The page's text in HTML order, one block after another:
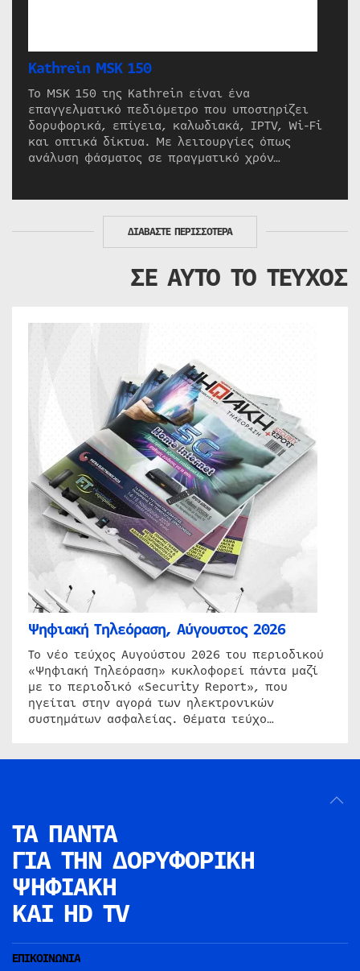
Kathrein MSK 150
Το MSK 150 της Kathrein είναι ένα
επαγγελματικό πεδιόμετρο που υποστηρίζει
δορυφορικά, επίγεια, καλωδιακά, IPTV, Wi-Fi
και οπτικά δίκτυα. Με λειτουργίες όπως
ανάλυση φάσματος σε πραγματικό χρόν…
ΔΙΑΒΑΣΤΕ ΠΕΡΙΣΣΟΤΕΡΑ
ΣΕ ΑΥΤΟ ΤΟ ΤΕΥΧΟΣ
Ψηφιακή Τηλεόραση, Αύγουστος 2026
Το νέο τεύχος Αυγούστου 2026 του περιοδικού
«Ψηφιακή Τηλεόραση» κυκλοφορεί πάντα μαζί
με το περιοδικό «Security Report», που
ηγείται στην αγορά των ηλεκτρονικών
συστημάτων ασφαλείας. Θέματα τεύχο…
ΤΑ ΠΑΝΤΑ
ΓΙΑ ΤΗΝ ΔΟΡΥΦΟΡΙΚΗ
ΨΗΦΙΑΚΗ
ΚΑΙ HD TV
ΕΠΙΚΟΙΝΩΝΙΑ